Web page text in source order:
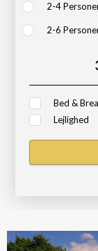
2-4
2-6
Bed &
Lejlighed